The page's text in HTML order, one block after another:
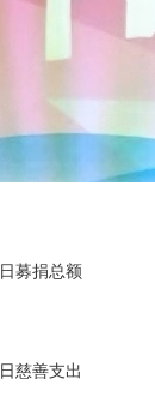
日募捐总额
日慈善支出